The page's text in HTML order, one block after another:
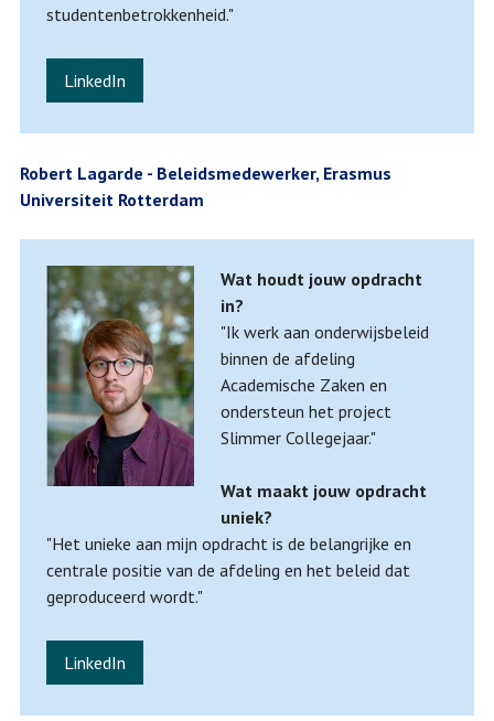
studentenbetrokkenheid."
LinkedIn
Robert Lagarde - Beleidsmedewerker, Erasmus
Universiteit Rotterdam
Wat houdt jouw opdracht
in?
"Ik werk aan onderwijsbeleid
binnen de afdeling
Academische Zaken en
ondersteun het project
Slimmer Collegejaar."
Wat maakt jouw opdracht
uniek?
"Het unieke aan mijn opdracht is de belangrijke en
centrale positie van de afdeling en het beleid dat
geproduceerd wordt."
LinkedIn